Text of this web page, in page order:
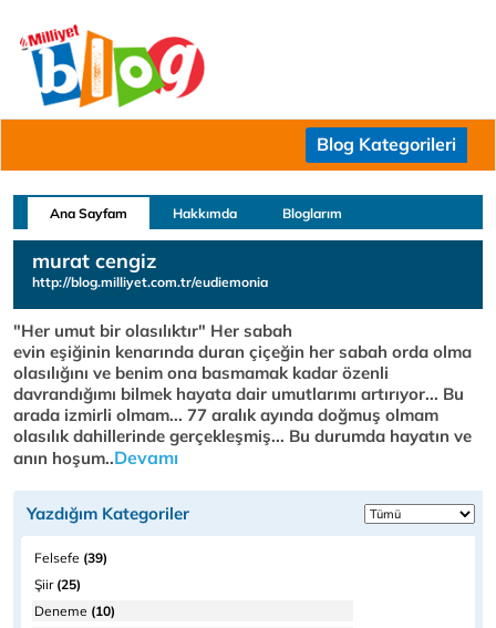
Blog Kategorileri
Ana Sayfam Hakkımda Bloglarım
murat cengiz
http://blog.milliyet.com.tr/eudiemonia
"Her umut bir olasılıktır" Her sabah
evin eşiğinin kenarında duran çiçeğin her sabah orda olma
olasılığını ve benim ona basmamak kadar özenli
davrandığımı bilmek hayata dair umutlarımı artırıyor... Bu
arada izmirli olmam... 77 aralık ayında doğmuş olmam
olasılık dahillerinde gerçekleşmiş... Bu durumda hayatın ve
anın hoşum..Devamı
Yazdığım Kategoriler
Felsefe (39)
Şiir(25)
Deneme (10)